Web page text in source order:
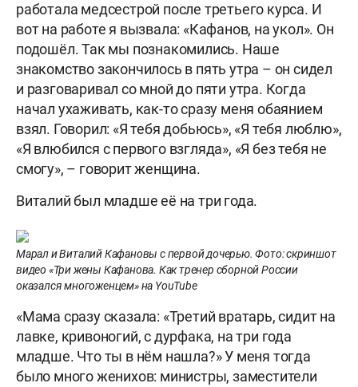
работала медсестрой после третьего курса. И
вот на работе я вызвала: «Кафанов, на укол». Он
подошёл. Так мы познакомились. Наше
знакомство закончилось в пять утра – он сидел
и разговаривал со мной до пяти утра. Когда
начал ухаживать, как-то сразу меня обаянием
взял. Говорил: «Я тебя добьюсь», «Я тебя люблю»,
«Я влюбился с первого взгляда», «Я без тебя не
смогу», – говорит женщина.
Виталий был младше её на три года.
Марал и Виталий Кафановы с первой дочерью. Фото: скриншот
видео «Три жены Кафанова. Как тренер сборной России
оказался многоженцем» на YouTube
«Мама сразу сказала: «Третий вратарь, сидит на
лавке, кривоногий, с дурфака, на три года
младше. Что ты в нём нашла?» У меня тогда
было много женихов: министры, заместители